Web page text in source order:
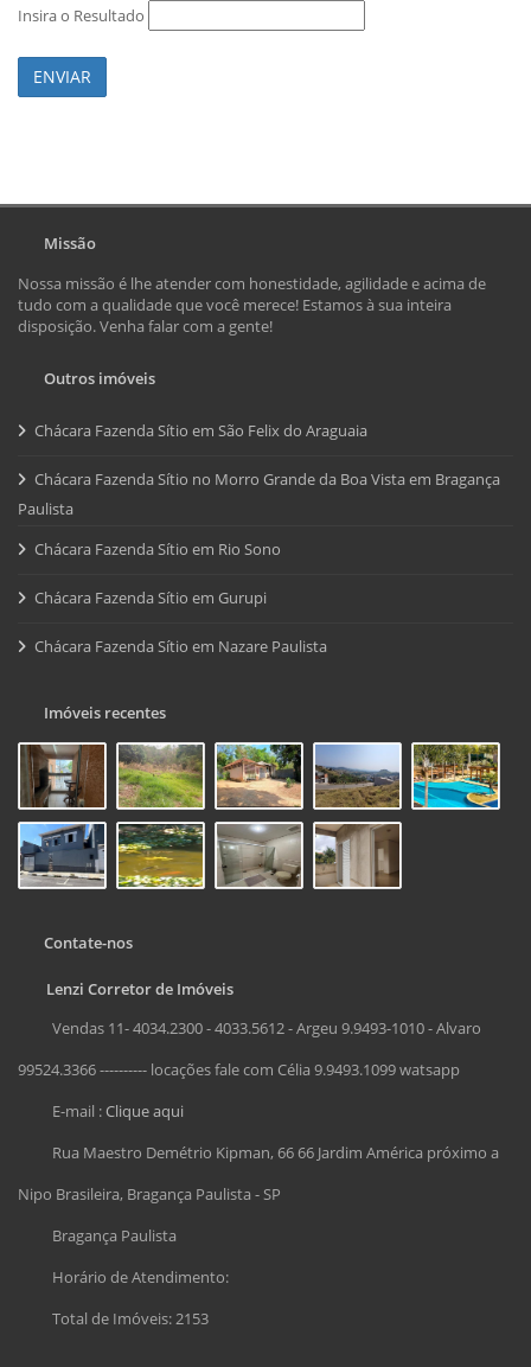
Insira o Resultado
ENVIAR
Missão
Nossa missão é lhe atender com honestidade, agilidade e acima de
tudo com a qualidade que você merece! Estamos à sua inteira
disposição. Venha falar com a gente!
Outros imóveis
Chácara Fazenda Sítio em São Felix do Araguaia
Chácara Fazenda Sítio no Morro Grande da Boa Vista em Bragança
Paulista
Chácara Fazenda Sítio em Rio Sono
Chácara Fazenda Sítio em Gurupi
Chácara Fazenda Sítio em Nazare Paulista
Imóveis recentes
Contate-nos
Lenzi Corretor de Imóveis
Vendas 11- 4034.2300 - 4033.5612 - Argeu 9.9493-1010 - Alvaro
99524.3366 ---------- locações fale com Célia 9.9493.1099 watsapp
E-mail :Clique aqui
Rua Maestro Demétrio Kipman, 66 66 Jardim América próximo a
Nipo Brasileira, Bragança Paulista - SP
Bragança Paulista
Horário de Atendimento:
Total de Imóveis: 2153